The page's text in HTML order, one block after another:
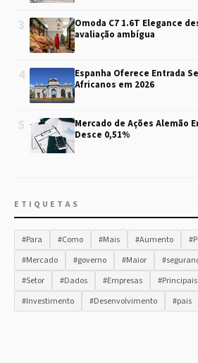
3
Omoda C7 1.6T Elegance
avaliação ambígua
4
Espanha Oferece Entrada
Africanos em 2026
5
Mercado de Ações Alemão
Desce 0,51%
ETIQUETAS
#Para #Como #Mais #Aumento
#Mercado
#governo #Maior
#Setor
#Dados #Empresas #Principais
#Investimento
#Desenvolvimento #pais